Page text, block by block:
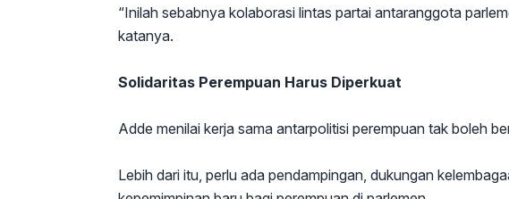
“Inilah sebabnya kolaborasi lintas partai antaranggota
katanya.
Solidaritas Perempuan Harus Diperkuat
Adde menilai kerja sama antarpolitisi perempuan tak boleh
Lebih dari itu, perlu ada pendampingan, dukungan